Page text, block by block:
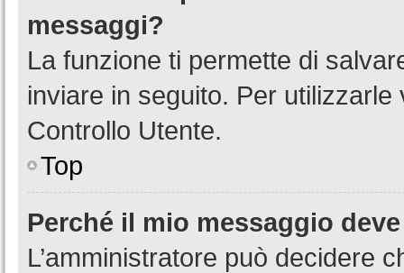
messaggi?
La funzione ti permette di
inviare in seguito. Per utilizzarle
Controllo Utente.
Top
Perché il mio messaggio
L’amministratore può decidere